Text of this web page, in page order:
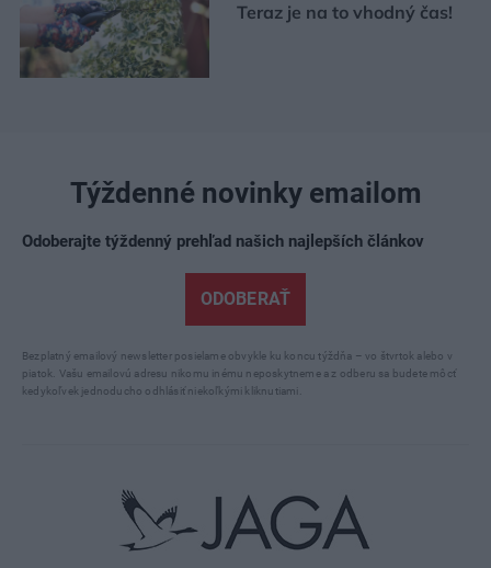
Teraz je na to vhodný čas!
Týždenné novinky emailom
Odoberajte týždenný prehľad našich najlepších článkov
ODOBERAŤ
Bezplatný emailový newsletter posielame obvykle ku koncu týždňa – vo štvrtok alebo v
piatok. Vašu emailovú adresu nikomu inému neposkytneme a z odberu sa budete môcť
kedykoľvek jednoducho odhlásiť niekoľkými kliknutiami.